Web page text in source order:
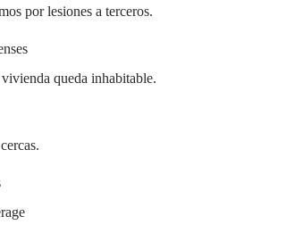
por lesiones a terceros.
queda inhabitable.